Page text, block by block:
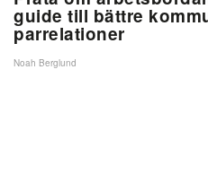
guide till bättre
parrelationer
Noah Berglund